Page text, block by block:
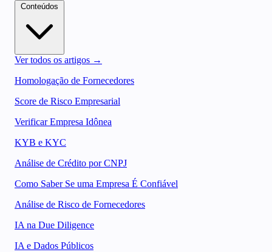
Ver todos os artigos →
Homologação de Fornecedores
Score de Risco Empresarial
Verificar Empresa Idônea
KYB e KYC
Análise de Crédito por CNPJ
Como Saber Se uma Empresa É Confiável
Análise de Risco de Fornecedores
IA na Due Diligence
IA e Dados Públicos